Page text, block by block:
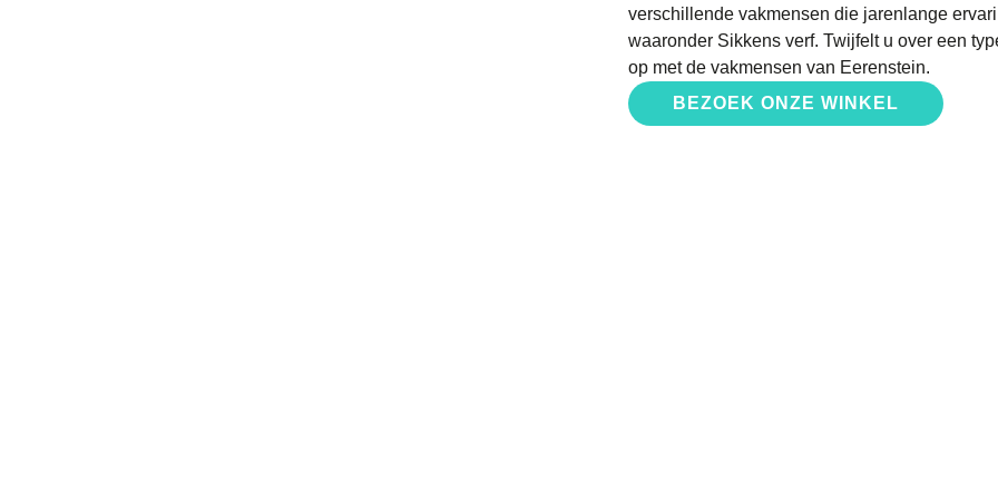
verschillende vakmensen die jarenlange
waaronder Sikkens verf. Twijfelt u over een
op met de vakmensen van Eerenstein.
BEZOEK ONZE WINKEL